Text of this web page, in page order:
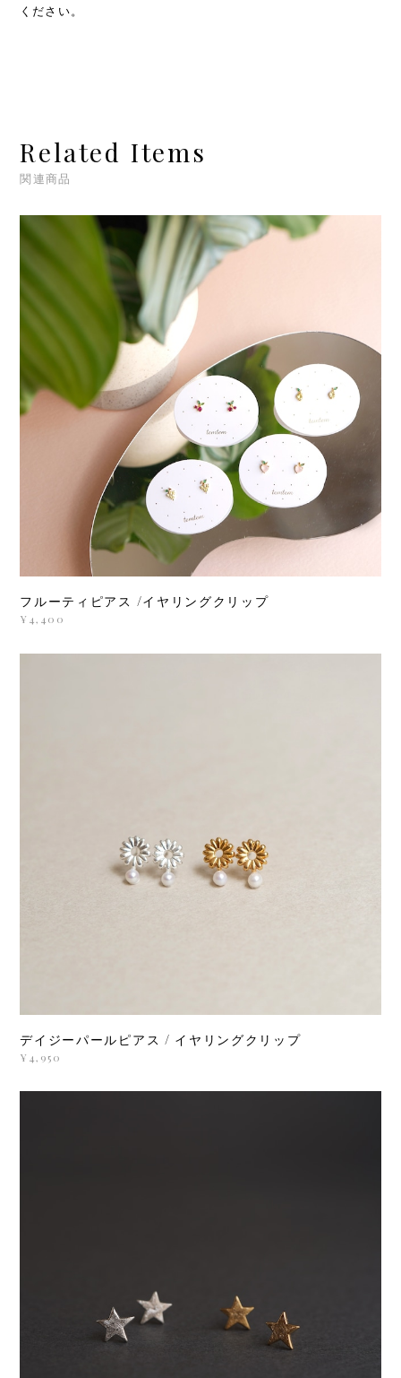
ください。
Related Items
関連商品
フルーティピアス /イヤリングクリップ
¥4,400
デイジーパールピアス / イヤリングクリップ
¥4,950